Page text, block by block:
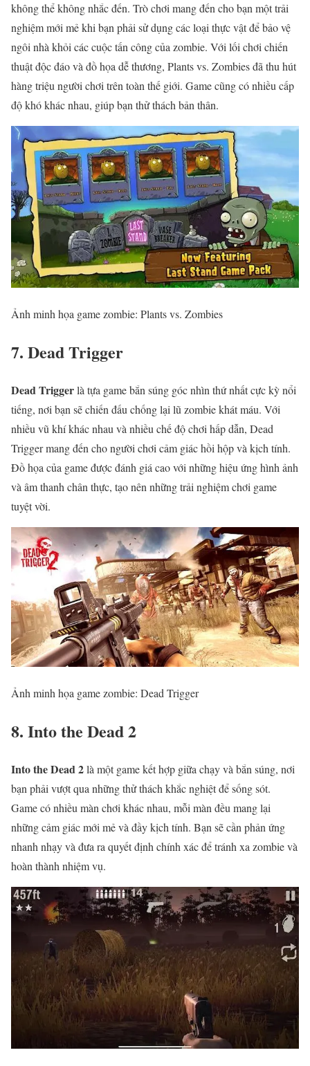
không thể không nhắc đến. Trò chơi mang đến cho bạn một trải
nghiệm mới mẻ khi bạn phải sử dụng các loại thực vật để bảo vệ
ngôi nhà khỏi các cuộc tấn công của zombie. Với lối chơi chiến
thuật độc đáo và đồ họa dễ thương, Plants vs. Zombies đã thu hút
hàng triệu người chơi trên toàn thế giới. Game cũng có nhiều cấp
độ khó khác nhau, giúp bạn thử thách bản thân.
Ảnh minh họa game zombie: Plants vs. Zombies
7. Dead Trigger
Dead Triggerlà tựa game bắn súng góc nhìn thứ nhất cực kỳ nổi
tiếng, nơi bạn sẽ chiến đấu chống lại lũ zombie khát máu. Với
nhiều vũ khí khác nhau và nhiều chế độ chơi hấp dẫn, Dead
Trigger mang đến cho người chơi cảm giác hồi hộp và kịch tính.
Đồ họa của game được đánh giá cao với những hiệu ứng hình ảnh
và âm thanh chân thực, tạo nên những trải nghiệm chơi game
tuyệt vời.
Ảnh minh họa game zombie: Dead Trigger
8. Into the Dead 2
Into the Dead 2là một game kết hợp giữa chạy và bắn súng, nơi
bạn phải vượt qua những thử thách khắc nghiệt để sống sót.
Game có nhiều màn chơi khác nhau, mỗi màn đều mang lại
những cảm giác mới mẻ và đầy kịch tính. Bạn sẽ cần phản ứng
nhanh nhạy và đưa ra quyết định chính xác để tránh xa zombie và
hoàn thành nhiệm vụ.